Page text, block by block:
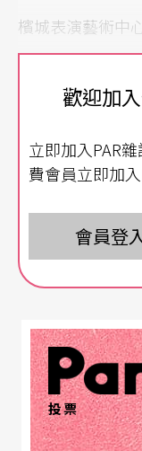
檳城表演藝術中
美利堅和喬．哈
一座中型劇場與
台大廳擺置各
座，以及販售在
是位於商場的
簡單。在相對於
enangPAC運用
心精神。
為進行藝術教
置「藝人館學
歡迎加
立即加入PAR
費會員立即加
會員登
投票